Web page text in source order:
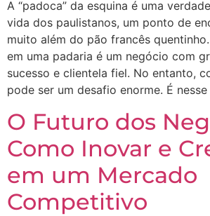
A “padoca” da esquina é uma
vida dos paulistanos, um ponto de
muito além do pão francês
em uma padaria é um negócio com
sucesso e clientela fiel. No entanto,
pode ser um desafio enorme. É
O Futuro dos
Como Inovar e
em um Mercado
Competitivo